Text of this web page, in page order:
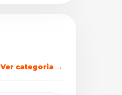
Ver categoria →